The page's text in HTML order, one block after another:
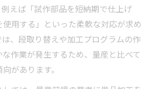
えば「試作部品を短納期で仕上げ
用する」といった柔軟な対応が求め
は、段取り替えや加工プログラムの作
作業が発生するため、量産と比べて
があります。